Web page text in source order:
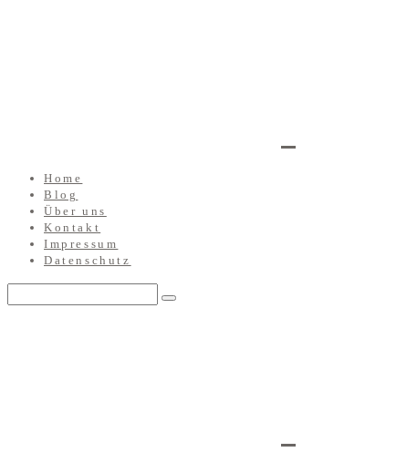
Home
Blog
Über uns
Kontakt
Impressum
Datenschutz